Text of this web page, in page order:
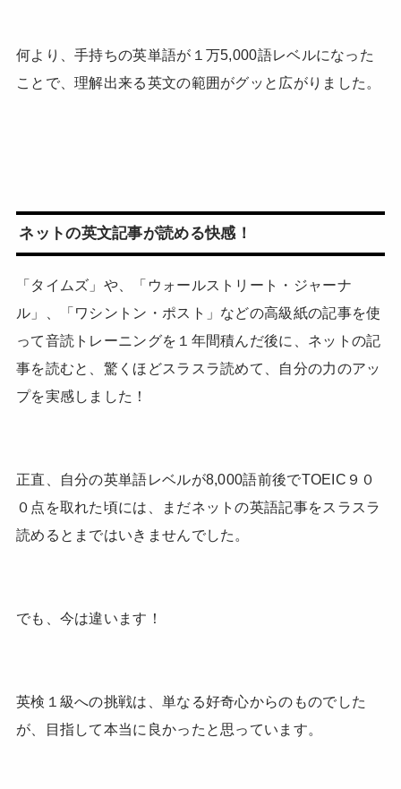
何より、手持ちの英単語が１万5,000語レベルになった
ことで、理解出来る英文の範囲がグッと広がりました。
ネットの英文記事が読める快感！
「タイムズ」や、「ウォールストリート・ジャーナ
ル」、「ワシントン・ポスト」などの高級紙の記事を使
って音読トレーニングを１年間積んだ後に、ネットの記
事を読むと、驚くほどスラスラ読めて、自分の力のアッ
プを実感しました！
正直、自分の英単語レベルが8,000語前後でTOEIC９０
０点を取れた頃には、まだネットの英語記事をスラスラ
読めるとまではいきませんでした。
でも、今は違います！
英検１級への挑戦は、単なる好奇心からのものでした
が、目指して本当に良かったと思っています。